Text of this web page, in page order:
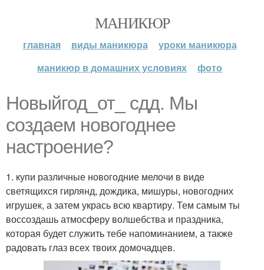
МАНИКЮР
главная виды маникюра
уроки маникюра
маникюр в домашних условиях
фото
Новыйгод_от_ сдд. Мы
создаем новогоднее
настроение?
1. купи различные новогодние мелочи в виде
светящихся гирлянд, дождика, мишуры, новогодних
игрушек, а затем укрась всю квартиру. Тем самым ты
воссоздашь атмосферу волшебства и праздника,
которая будет служить тебе напоминанием, а также
радовать глаз всех твоих домочадцев.